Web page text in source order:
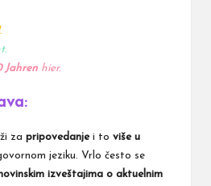
Jahren hier.
za pripovedanjei to više u
jeziku. Vrlo često se
izveštajima o aktuelnim